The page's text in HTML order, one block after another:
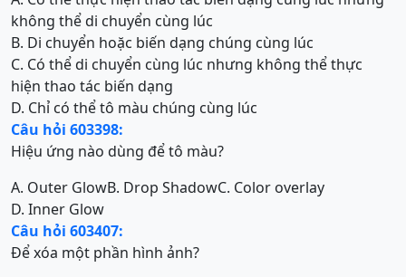
không thể di chuyển cùng lúc
B. Di chuyển hoặc biến dạng chúng cùng lúc
C. Có thể di chuyển cùng lúc nhưng không thể thực
hiện thao tác biến dạng
D. Chỉ có thể tô màu chúng cùng lúc
Câu hỏi 603398:
Hiệu ứng nào dùng để tô màu?
A. Outer GlowB. Drop ShadowC. Color overlay
D. Inner Glow
Câu hỏi 603407:
Để xóa một phần hình ảnh?